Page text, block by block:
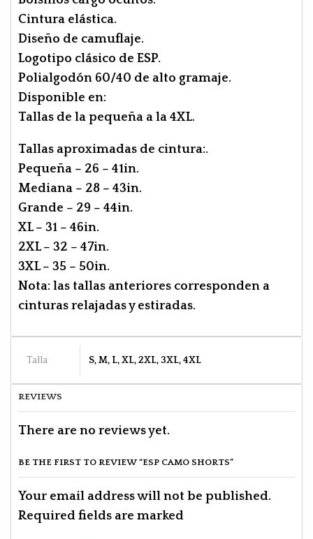
Cintura elástica.
Diseño de camuflaje.
Logotipo clásico de ESP.
Polialgodón 60/40 de alto gramaje.
Disponible en:
Tallas de la pequeña a la 4XL.
Tallas aproximadas de cintura:.
Pequeña – 26 – 41in.
Mediana – 28 – 43in.
Grande – 29 – 44in.
XL – 31 – 46in.
2XL – 32 – 47in.
3XL – 35 – 50in.
Nota: las tallas anteriores corresponden a
cinturas relajadas y estiradas.
Talla S, M, L, XL, 2XL, 3XL, 4XL
REVIEWS
There are no reviews yet.
BE THE FIRST TO REVIEW “ESP CAMO SHORTS”
Your email address will not be published.
Required fields are marked